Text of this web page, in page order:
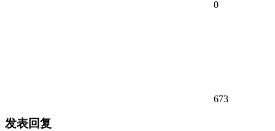
0
673
发表回复